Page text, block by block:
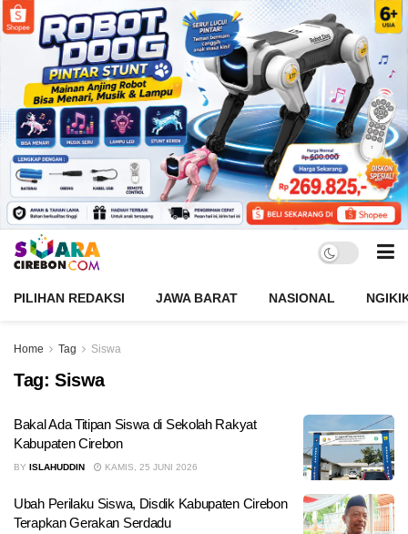
PILIHAN REDAKSI JAWA BARAT NASIONAL
Home Tag Siswa
Tag: Siswa
Bakal Ada Titipan Siswa di Sekolah Rakyat
Kabupaten Cirebon
BY ISLAHUDDIN KAMIS, 25 JUNI 2026
Ubah Perilaku Siswa, Disdik Kabupaten Cirebon
Terapkan Gerakan Serdadu